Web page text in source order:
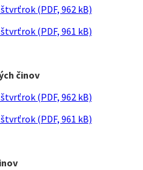
štvrťrok (PDF, 962 kB)
štvrťrok (PDF, 961 kB)
činov
štvrťrok (PDF, 962 kB)
štvrťrok (PDF, 961 kB)